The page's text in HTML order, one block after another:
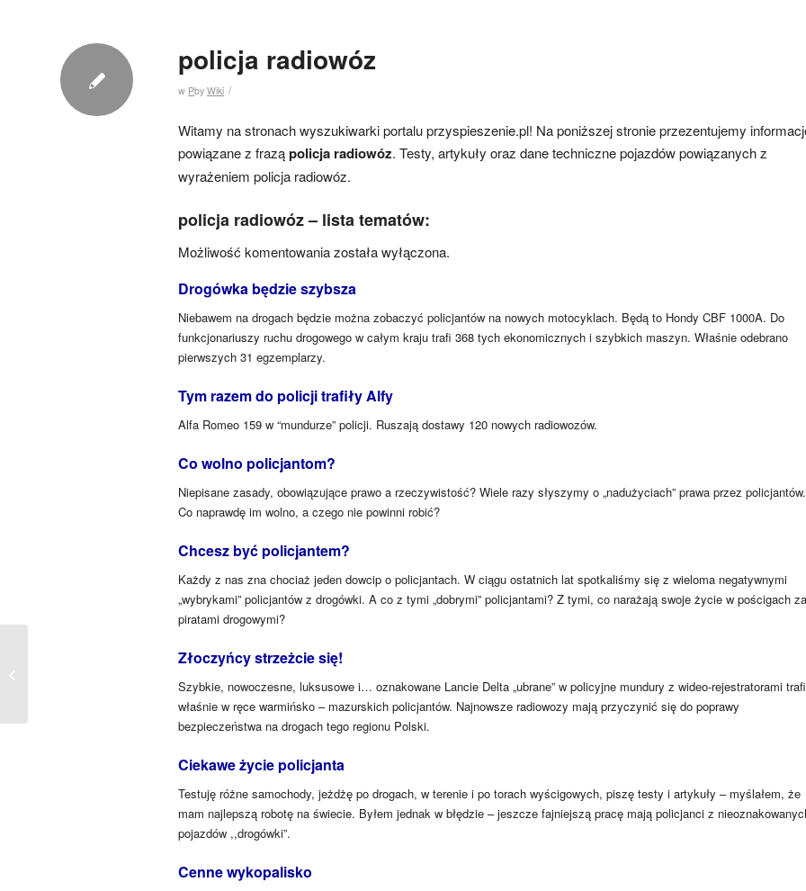
policja radiowóz
w P /
by Wiki
Witamy na stronach wyszukiwarki portalu przyspieszenie.pl! Na poniższej stronie przezentujemy
powiązane z fraząpolicja radiowóz. Testy, artykuły oraz dane techniczne pojazdów powiązanych z
wyrażeniem policja radiowóz.
policja radiowóz – lista tematów:
Możliwość komentowania została wyłączona.
Drogówka będzie szybsza
Niebawem na drogach będzie można zobaczyć policjantów na nowych motocyklach. Będą to Hondy CBF 1000A. Do
funkcjonariuszy ruchu drogowego w całym kraju trafi 368 tych ekonomicznych i szybkich maszyn. Właśnie odebrano
pierwszych 31 egzemplarzy.
Tym razem do policji trafiły Alfy
Alfa Romeo 159 w “mundurze” policji. Ruszają dostawy 120 nowych radiowozów.
Co wolno policjantom?
Niepisane zasady, obowiązujące prawo a rzeczywistość? Wiele razy słyszymy o „nadużyciach” prawa przez policjantów.
Co naprawdę im wolno, a czego nie powinni robić?
Chcesz być policjantem?
Każdy z nas zna chociaż jeden dowcip o policjantach. W ciągu ostatnich lat spotkaliśmy się z wieloma negatywnymi
„wybrykami” policjantów z drogówki. A co z tymi „dobrymi” policjantami? Z tymi, co narażają swoje życie w pościgach za
piratami drogowymi?
Złoczyńcy strzeżcie się!
Szybkie, nowoczesne, luksusowe i… oznakowane Lancie Delta „ubrane” w policyjne mundury z wideo-rejestratorami
właśnie w ręce warmińsko – mazurskich policjantów. Najnowsze radiowozy mają przyczynić się do poprawy
bezpieczeństwa na drogach tego regionu Polski.
Ciekawe życie policjanta
Testuję różne samochody, jeżdżę po drogach, w terenie i po torach wyścigowych, piszę testy i artykuły – myślałem, że
mam najlepszą robotę na świecie. Byłem jednak w błędzie – jeszcze fajniejszą pracę mają policjanci z
pojazdów ,,drogówki”.
Cenne wykopalisko